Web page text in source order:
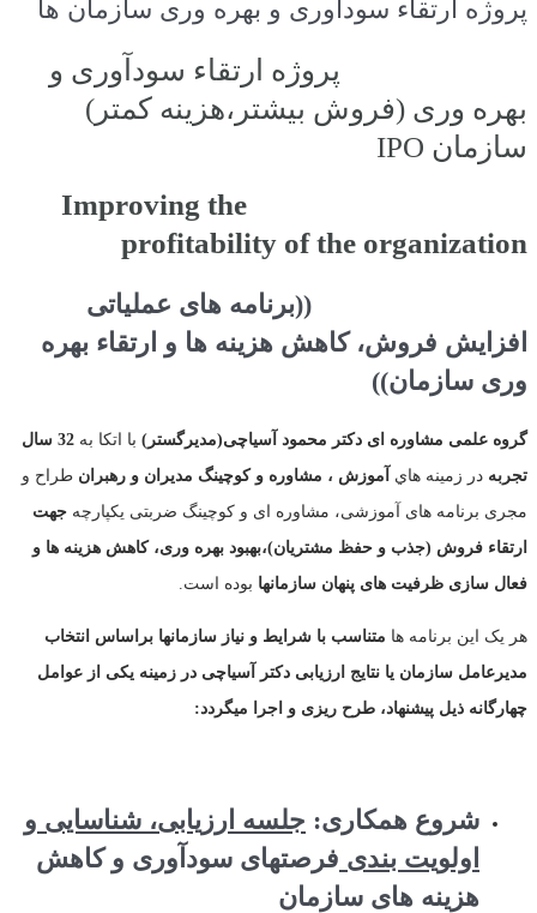
پروژه ارتقاء سودآوری و بهره وری سازمان ها
پروژه ارتقاء سودآوری و
بهره وری (فروش بیشتر،هزینه کمتر)
سازمان IPO
Improving the
profitability of the organization
((برنامه های عملیاتی
افزایش فروش، کاهش هزینه ها و ارتقاء بهره
وری سازمان))
گروه علمی مشاوره ای دکتر محمود آسیاچی(مدیرگستر) با اتکا به
32 سال
تجربه در زمينه هاي آموزش ، مشاوره و کوچینگ مدیران و رهبران طراح و
مجری برنامه های آموزشی، مشاوره ای و کوچینگ ضربتی یکپارچه جهت
ارتقاء فروش (جذب و حفظ مشتریان)،بهبود بهره وری، کاهش هزینه ها و
فعال سازی ظرفیت های پنهان سازمانها بوده است.
هر یک این برنامه ها متناسب با شرایط و نیاز سازمانها براساس انتخاب
مدیرعامل سازمان یا نتایج ارزیابی دکتر آسیاچی در زمینه یکی از عوامل
چهارگانه ذیل پیشنهاد، طرح ریزی و اجرا میگردد:
شروع همکاری: جلسه ارزیابی، شناسایی و
اولویت بندی فرصتهای سودآوری و کاهش
هزینه های سازمان